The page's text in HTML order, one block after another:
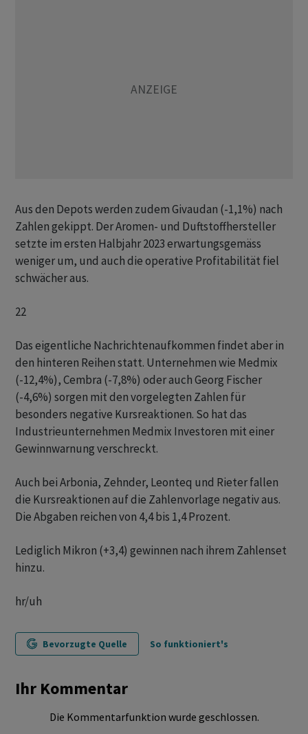
Aus den Depots werden zudem Givaudan (-1,1%) nach
Zahlen gekippt. Der Aromen- und Duftstoffhersteller
setzte im ersten Halbjahr 2023 erwartungsgemäss
weniger um, und auch die operative Profitabilität fiel
schwächer aus.
22
Das eigentliche Nachrichtenaufkommen findet aber in
den hinteren Reihen statt. Unternehmen wie Medmix
(-12,4%), Cembra (-7,8%) oder auch Georg Fischer
(-4,6%) sorgen mit den vorgelegten Zahlen für
besonders negative Kursreaktionen. So hat das
Industrieunternehmen Medmix Investoren mit einer
Gewinnwarnung verschreckt.
Auch bei Arbonia, Zehnder, Leonteq und Rieter fallen
die Kursreaktionen auf die Zahlenvorlage negativ aus.
Die Abgaben reichen von 4,4 bis 1,4 Prozent.
Lediglich Mikron (+3,4) gewinnen nach ihrem Zahlenset
hinzu.
hr/uh
Bevorzugte Quelle So funktioniert's
Ihr Kommentar
Die Kommentarfunktion wurde geschlossen.